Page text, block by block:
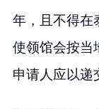
年，且不得在
使领馆会按当
申请人应以递